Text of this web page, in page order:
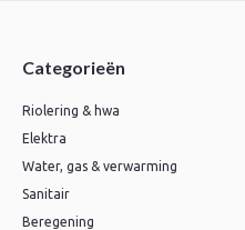
Categorieën
Riolering & hwa
Elektra
Water, gas & verwarming
Sanitair
Beregening